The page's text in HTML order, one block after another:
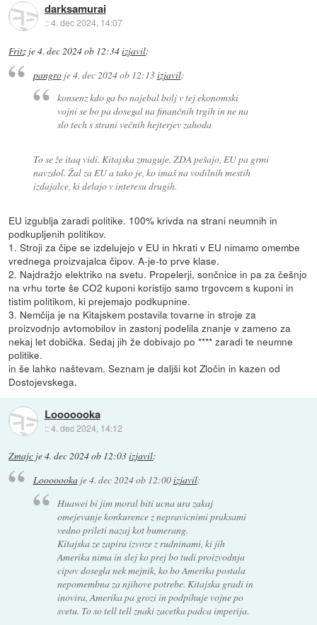
darksamurai
::4. dec 2024, 14:07
Fritz je4. dec 2024 ob 12:34izjavil:
pangroje4. dec 2024 ob 12:13izjavil:
konsenz kdo ga bo najebal bolj v tej ekonomski
vojni se bo pa dosegal na finančnih trgih in ne na
slo tech s strani večnih hejterjev zahoda
To se že itaq vidi. Kitajska zmaguje, ZDA pešajo, EU pa grmi
navzdol. Žal za EU a tako je, ko imaš na vodilnih mestih
izdajalce, ki delajo v interesu drugih.
EU izgublja zaradi politike. 100% krivda na strani neumnih in
podkupljenih politikov.
1. Stroji za čipe se izdelujejo v EU in hkrati v EU nimamo omembe
vrednega proizvajalca čipov. A-je-to prve klase.
2. Najdražjo elektriko na svetu. Propelerji, sončnice in pa za češnjo
na vrhu torte še CO2 kuponi koristijo samo trgovcem s kuponi in
tistim politikom, ki prejemajo podkupnine.
3. Nemčija je na Kitajskem postavila tovarne in stroje za
proizvodnjo avtomobilov in zastonj podelila znanje v zameno za
nekaj let dobička. Sedaj jih že dobivajo po **** zaradi te neumne
politike.
in še lahko naštevam. Seznam je daljši kot Zločin in kazen od
Dostojevskega.
Looooooka
::4. dec 2024, 14:12
Zmajc je4. dec 2024 ob 12:03izjavil:
Looooookaje4. dec 2024 ob 12:00izjavil:
Huawei bi jim moral biti ucna ura zakaj
omejevanje konkurence z nepravicnimi praksami
vedno prileti nazaj kot bumerang.
Kitajska ze zapira izvoze z rudninami, ki jih
Amerika nima in slej ko prej bo tudi proizvodnja
cipov dosegla nek mejnik, ko bo Amerika postala
nepomembna za njihove potrebe. Kitajska gradi in
inovira, Amerika pa grozi in podpihuje vojne po
svetu. To so tell tell znaki zacetka padca imperija.